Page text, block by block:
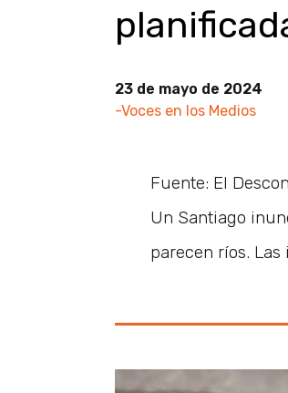
23 de mayo de 2024
-Voces en los Medios
Fuente: El
Un Santiago
parecen ríos.